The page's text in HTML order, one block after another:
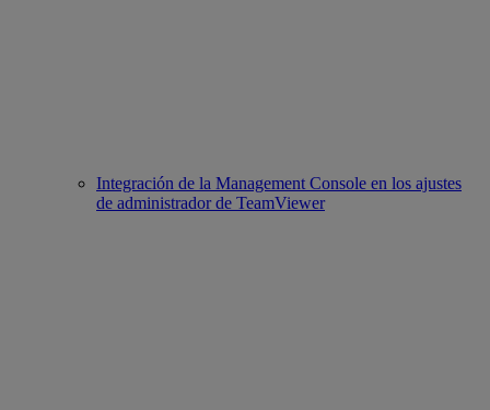
Integración de la Management Console en los ajustes
de administrador de TeamViewer